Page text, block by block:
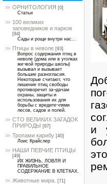
ОРНИТОЛОГИЯ [0]
Статьи
100 великих
заповедников и парков
[84]
Сады и рощи внутри нас...
Птицы в неволе [93]
Вопрос содержания птиц в
неволе (дома или в уголках
жи¬вой природы школы)
вызывал и вызывает
большие разногласия.
Некоторые считают, что
лишение птиц свободы
противоречит за¬дачам
охраны, защиты и
использования их для
борьбы с вредите¬лями
лесов, садов и полей.
СТО ВЕЛИКИХ ЗАГАДОК
ПРИРОДЫ [97]
Тропами карибу [40]
Лоис Крайслер
НАШИ ПЕВЧИЕ ПТИЦЫ
[49]
ИХ ЖИЗНЬ, ЛОВЛЯ И
ПРАВИЛЬНОЕ
СОДЕРЖАНИЕ В КЛЕТКАХ.
Животные мира. [71]
и